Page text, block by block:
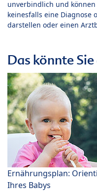
unverbindlich und
keinesfalls eine Diagnose
darstellen oder einen
Das könnte
Ernährungsplan:
Ihres Babys